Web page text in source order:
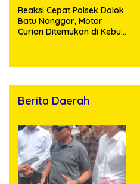
Reaksi Cepat Polsek Dolok
Batu Nanggar, Motor
Curian Ditemukan di Kebun
Berita Daerah